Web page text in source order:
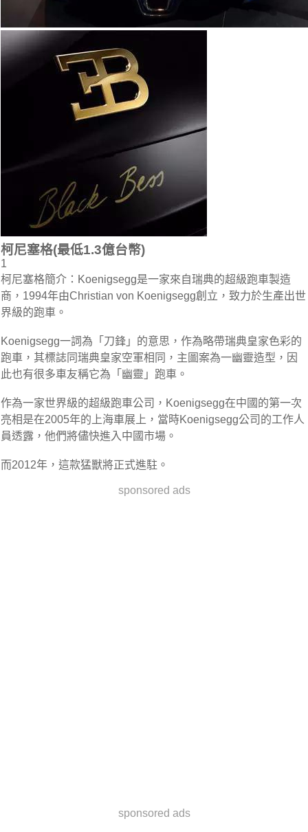
柯尼塞格(最低1.3億台幣)
1
柯尼塞格簡介：Koenigsegg是一家來自瑞典的超級跑車製造
商，1994年由Christian von Koenigsegg創立，致力於生產出世
界級的跑車。
Koenigsegg一詞為「刀鋒」的意思，作為略帶瑞典皇家色彩的
跑車，其標誌同瑞典皇家空軍相同，主圖案為一幽靈造型，因
此也有很多車友稱它為「幽靈」跑車。
作為一家世界級的超級跑車公司，Koenigsegg在中國的第一次
亮相是在2005年的上海車展上，當時Koenigsegg公司的工作人
員透露，他們將儘快進入中國市場。
而2012年，這款猛獸將正式進駐。
sponsored ads
sponsored ads